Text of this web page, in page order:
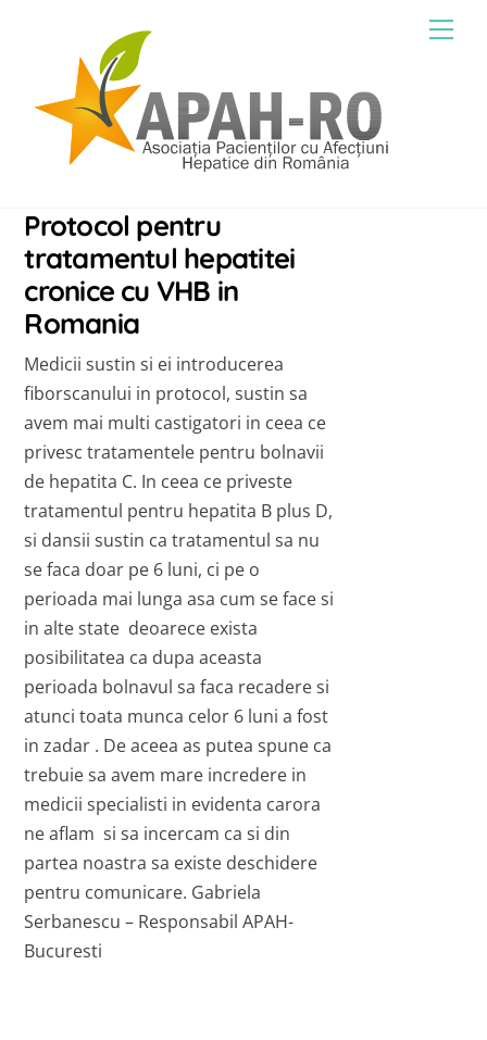
Protocol pentru
tratamentul hepatitei
cronice cu VHB in
Romania
Medicii sustin si ei introducerea
fiborscanului in protocol, sustin sa
avem mai multi castigatori in ceea ce
privesc tratamentele pentru bolnavii
de hepatita C. In ceea ce priveste
tratamentul pentru hepatita B plus D,
si dansii sustin ca tratamentul sa nu
se faca doar pe 6 luni, ci pe o
perioada mai lunga asa cum se face si
in alte state deoarece exista
posibilitatea ca dupa aceasta
perioada bolnavul sa faca recadere si
atunci toata munca celor 6 luni a fost
in zadar . De aceea as putea spune ca
trebuie sa avem mare incredere in
medicii specialisti in evidenta carora
ne aflam si sa incercam ca si din
partea noastra sa existe deschidere
pentru comunicare. Gabriela
Serbanescu – Responsabil APAH-
Bucuresti